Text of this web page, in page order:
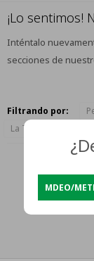
¡Lo sentimos!
Inténtalo
secciones de
Filtrando por:
La Tentación
MDEO/